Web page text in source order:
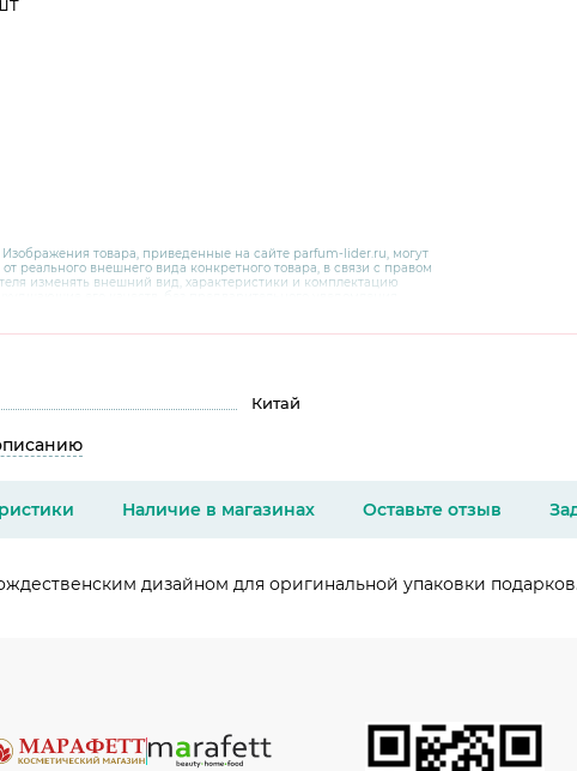
товара, приведенные на сайте parfum-lider.ru, могут
от реального внешнего вида конкретного товара, в связи с правом
изменять внешний вид, характеристики и комплектацию
по номеру 8 800 200 78 80.
Китай
Наличие в магазинах Оставьте отзыв
дизайном для оригинальной упаковки